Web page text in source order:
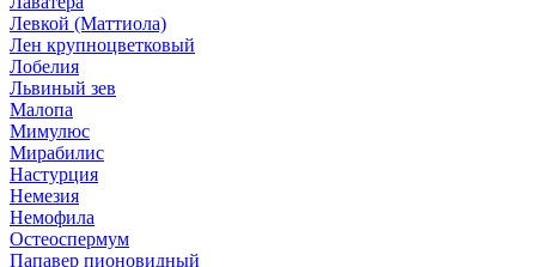
Левкой (Маттиола)
Лен крупноцветковый
Лобелия
Львиный зев
Малопа
Мимулюс
Мирабилис
Настурция
Немезия
Немофила
Остеоспермум
Папавер пионовидный